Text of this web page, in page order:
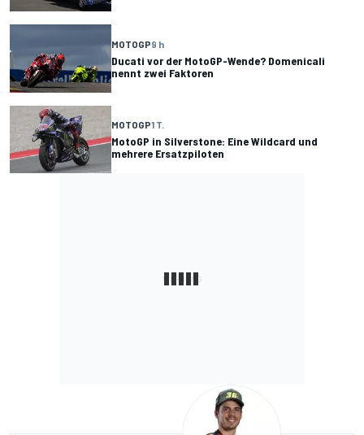
MOTOGP9 h
Ducati vor der MotoGP-Wende? Domenicali
nennt zwei Faktoren
MOTOGP1 T.
MotoGP in Silverstone: Eine Wildcard und
mehrere Ersatzpiloten